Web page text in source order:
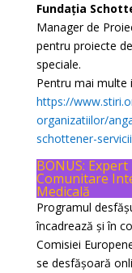
Fundația
Manager de
pentru proiecte
speciale.
Pentru mai multe
https://
organizatiilor/
schottener-
BONUS:
Comunitare
Medicală
Programul
încadrează și în
Comisiei
se desfășoară